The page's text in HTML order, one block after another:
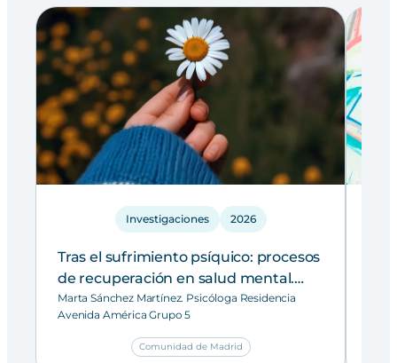
Investigaciones 2026
Tras el sufrimiento psíquico: procesos
de recuperación en salud mental.
Evaluación del programa Illness
Management and Recovery* (IMR)
en personas con Trastorno Mental
Marta Sánchez Martínez. Psicóloga Residencia
Avenida América Grupo 5
Comunidad de Madrid